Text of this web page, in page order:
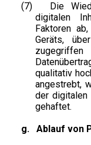
(7)
Die
digitalen
Faktoren
Geräts,
qualitativ
angestrebt,
der digitalen
gehaftet.
g.
Ablauf von